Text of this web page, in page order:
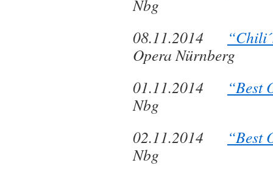
Nbg
08.11.2014
Opera Nürnberg
01.11.2014
“Best
Nbg
02.11.2014
“Best
Nbg